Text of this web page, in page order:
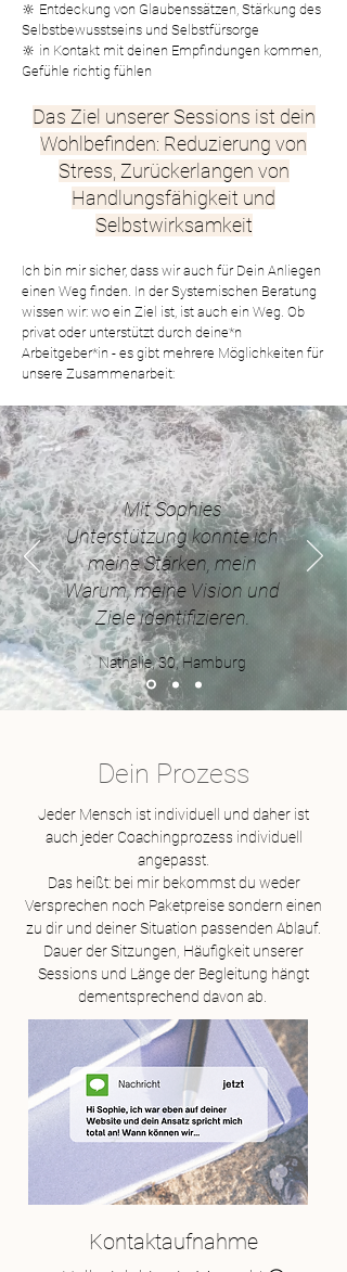
🔆 Entdeckung von Glaubenssätzen, Stärkung des
Selbstbewusstseins und Selbstfürsorge
🔆 in Kontakt mit deinen Empfindungen kommen,
Gefühle richtig fühlen
Das Ziel unserer Sessions ist dein
Wohlbefinden: Reduzierung von
Stress, Zurückerlangen von
Handlungsfähigkeit und
Selbstwirksamkeit
Ich bin mir sicher, dass wir auch für Dein Anliegen
einen Weg finden. In der Systemischen Beratung
wissen wir: wo ein Ziel ist, ist auch ein Weg. Ob
privat oder unterstützt durch deine*n
Arbeitgeber*in - es gibt mehrere Möglichkeiten für
unsere Zusammenarbeit:
Mit Sophies
Unterstützung konnte ich
meine Stärken, mein
Warum, meine Vision und
Ziele identifizieren.
Nathalie, 30, Hamburg
Dein Prozess
Jeder Mensch ist individuell und daher ist
auch jeder Coachingprozess individuell
angepasst.
Das heißt: bei mir bekommst du weder
Versprechen noch Paketpreise sondern einen
zu dir und deiner Situation passenden Ablauf.
Dauer der Sitzungen, Häufigkeit unserer
Sessions und Länge der Begleitung hängt
dementsprechend davon ab.
Kontaktaufnahme